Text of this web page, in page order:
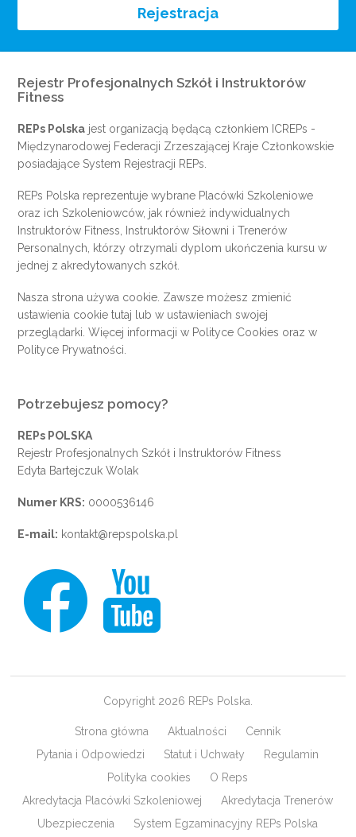
Rejestracja
Rejestr Profesjonalnych Szkół i Instruktorów
Fitness
REPs Polska jest organizacją będącą członkiem ICREPs -
Międzynarodowej Federacji Zrzeszającej Kraje Członkowskie
posiadające System Rejestracji REPs.
REPs Polska reprezentuje wybrane Placówki Szkoleniowe
oraz ich Szkoleniowców, jak również indywidualnych
Instruktorów Fitness, Instruktorów Siłowni i Trenerów
Personalnych, którzy otrzymali dyplom ukończenia kursu w
jednej z akredytowanych szkół.
Nasza strona używa cookie. Zawsze możesz zmienić
ustawienia cookietutaj lub w ustawieniach swojej
przeglądarki. Więcej informacji w Polityce Cookies oraz w
Polityce Prywatności
Potrzebujesz pomocy?
REPs POLSKA
Rejestr Profesjonalnych Szkół i Instruktorów Fitness
Edyta Bartejczuk Wolak
Numer KRS: 0000536146
E-mail: kontakt@repspolska.pl
Copyright 2026 REPs Polska.
Strona główna Aktualności
Cennik
Pytania i Odpowiedzi
Statut i Uchwały
Regulamin
Polityka cookies
O Reps
Akredytacja Placówki Szkoleniowej
Akredytacja Trenerów
Ubezpieczenia
System Egzaminacyjny REPs Polska